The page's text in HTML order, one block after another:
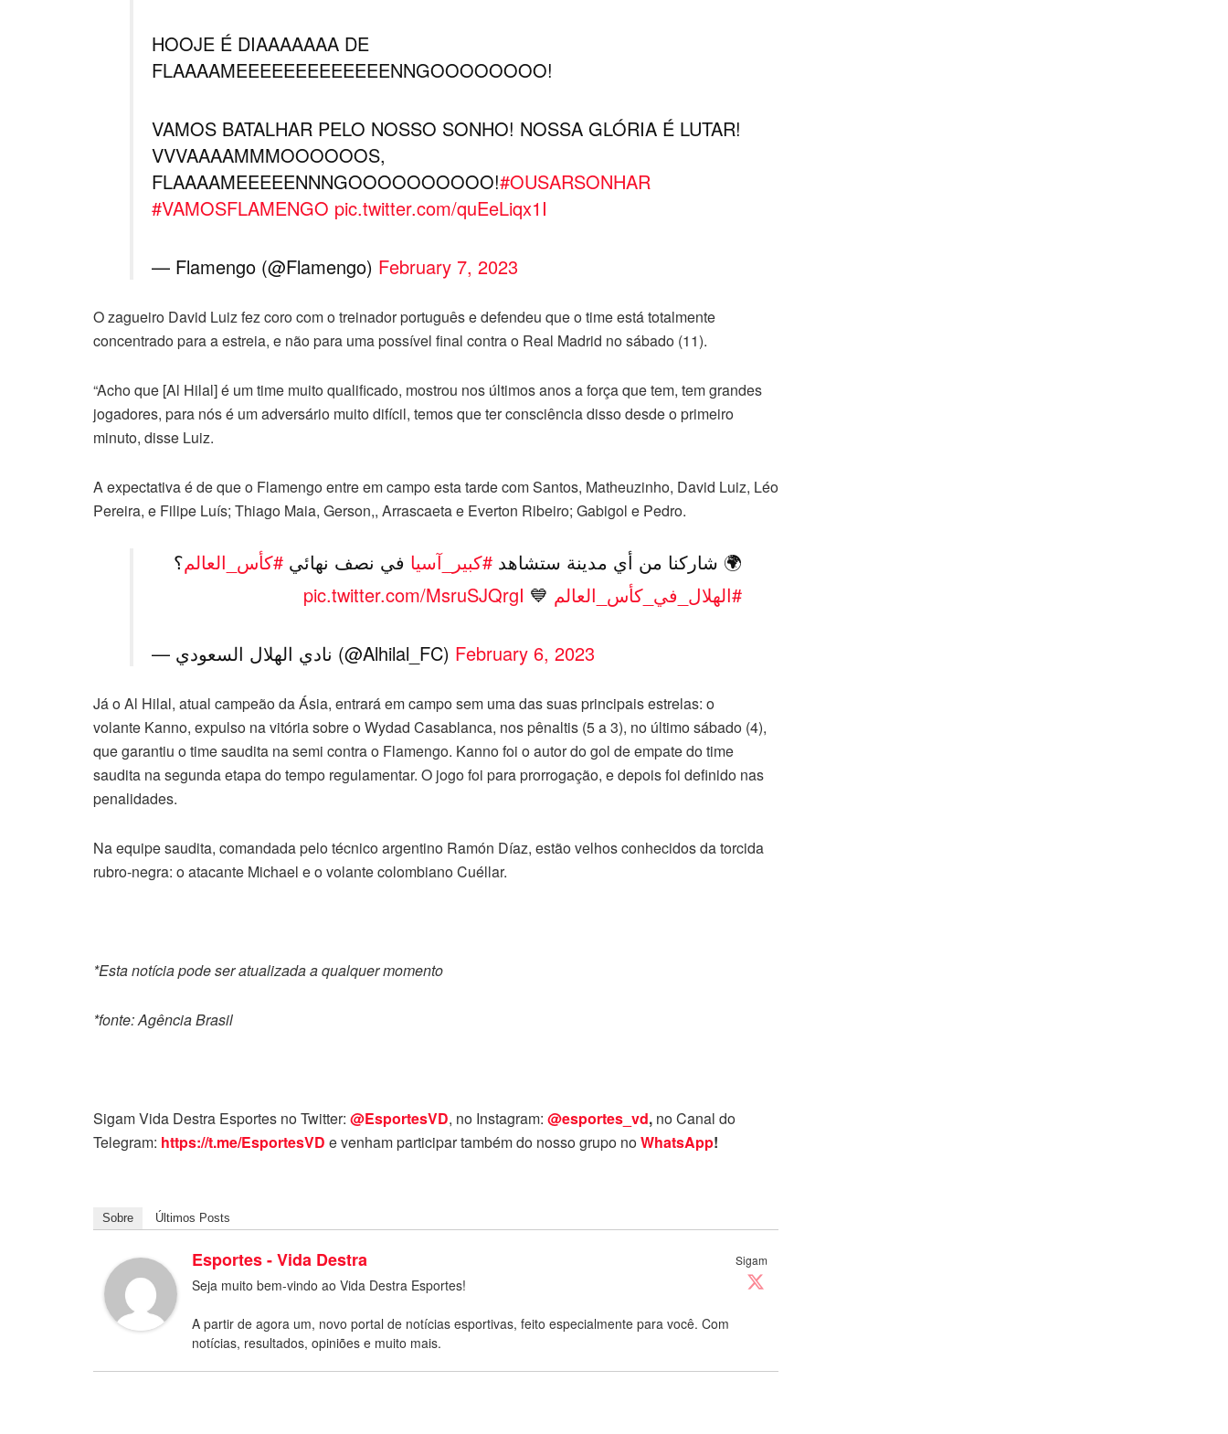
HOOJE É DIAAAAAAA DE
FLAAAAMEEEEEEEEEEEEENNGOOOOOOOO!
VAMOS BATALHAR PELO NOSSO SONHO! NOSSA GLÓRIA É LUTAR!
VVVAAAAMMMOOOOOOS,
FLAAAAMEEEEENNNGOOOOOOOOOO!#OUSARSONHAR
#VAMOSFLAMENGO pic.twitter.com/quEeLiqx1I
— Flamengo (@Flamengo) February 7, 2023
O zagueiro David Luiz fez coro com o treinador português e defendeu que o time está totalmente
concentrado para a estreia, e não para uma possível final contra o Real Madrid no sábado (11).
“Acho que [Al Hilal] é um time muito qualificado, mostrou nos últimos anos a força que tem, tem grandes
jogadores, para nós é um adversário muito difícil, temos que ter consciência disso desde o primeiro
minuto, disse Luiz.
A expectativa é de que o Flamengo entre em campo esta tarde com Santos, Matheuzinho, David Luiz, Léo
Pereira, e Filipe Luís; Thiago Maia, Gerson,, Arrascaeta e Everton Ribeiro; Gabigol e Pedro.
🌍 شاركنا من أي مدينة ستشاهد #كبير_آسيا في نصف نهائي #كأس_العالم؟
#الهلال_في_كأس_العالم 💙
pic.twitter.com/MsruSJQrgI
— نادي الهلال السعودي (@Alhilal_FC) February 6, 2023
Já o Al Hilal, atual campeão da Ásia, entrará em campo sem uma das suas principais estrelas: o
volante Kanno, expulso na vitória sobre o Wydad Casablanca, nos pênaltis (5 a 3), no último sábado (4),
que garantiu o time saudita na semi contra o Flamengo. Kanno foi o autor do gol de empate do time
saudita na segunda etapa do tempo regulamentar. O jogo foi para prorrogação, e depois foi definido nas
penalidades.
Na equipe saudita, comandada pelo técnico argentino Ramón Díaz, estão velhos conhecidos da torcida
rubro-negra: o atacante Michael e o volante colombiano Cuéllar.
*Esta notícia pode ser atualizada a qualquer momento
*fonte: Agência Brasil
Sigam Vida Destra Esportes no Twitter: @EsportesVD, no Instagram: @esportes_vd, no Canal do
Telegram: https://t.me/EsportesVD e venham participar também do nosso grupo noWhatsApp!
Sobre Últimos Posts
Sigam
Esportes - Vida Destra
Seja muito bem-vindo ao Vida Destra Esportes!
A partir de agora um, novo portal de notícias esportivas, feito especialmente para você. Com
notícias, resultados, opiniões e muito mais.